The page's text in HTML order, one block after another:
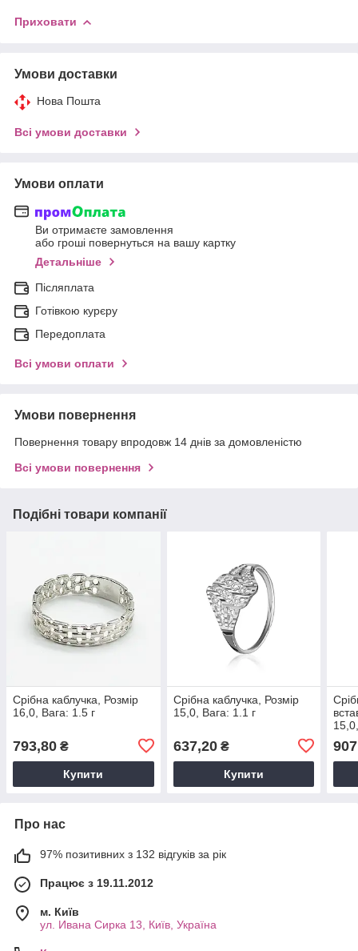
Приховати
Умови доставки
Нова Пошта
Всі умови доставки
Умови оплати
Ви отримаєте замовлення
або гроші повернуться на вашу картку
Детальніше
Післяплата
Готівкою курєру
Передоплата
Всі умови оплати
Умови повернення
Повернення товару впродовж 14 днів за домовленістю
Всі умови повернення
Подібні товари компанії
Срібна каблучка, Розмір
16,0, Вага: 1.5 г
793,80 ₴
Купити
Срібна каблучка, Розмір
15,0, Вага: 1.1 г
637,20₴
Купити
Про нас
97% позитивних з 132 відгуків за рік
Працює з 19.11.2012
м. Київ
ул. Ивана Сирка 13, Київ, Україна